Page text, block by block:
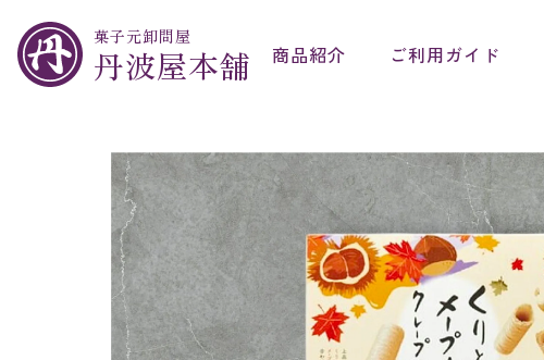
菓子元卸問屋
丹波屋本舗 商品紹介 ご利用ガイド